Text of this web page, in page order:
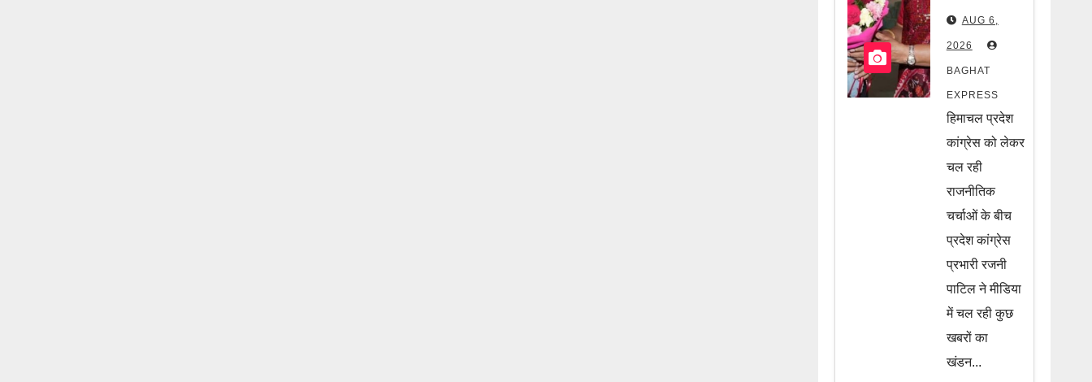
मची हलचल!
प्रभारी रजनी
पाटिल ने
रिपोर्ट को
लेकर किया
बड़ा खुलासा,
जानें पूरी
खबर
AUG 6,
2026
BAGHAT
EXPRESS
हिमाचल प्रदेश
कांग्रेस को लेकर
चल रही
राजनीतिक
चर्चाओं के बीच
प्रदेश कांग्रेस
प्रभारी रजनी
पाटिल ने मीडिया
में चल रही कुछ
खबरों का
खंडन...